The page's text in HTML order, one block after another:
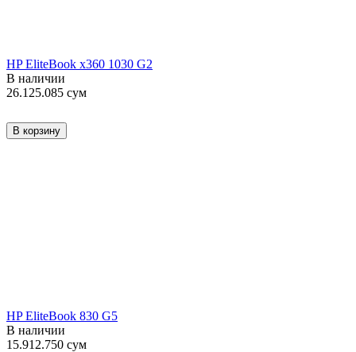
HP EliteBook x360 1030 G2
В наличии
26.125.085 сум
В корзину
HP EliteBook 830 G5
В наличии
15.912.750 сум